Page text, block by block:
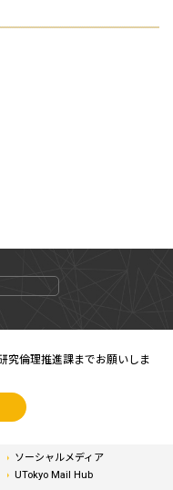
究倫理推進課までお願いしま
ソーシャルメディア
UTokyo Mail Hub